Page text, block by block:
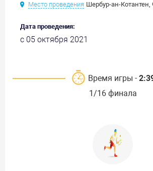
Место проведения Шербур-ан-
Дата проведения:
с 05 октября 2021
Время игры -
1/16 финала